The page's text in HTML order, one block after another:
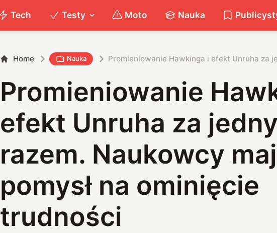
Tech Testy Moto Nauka
Home Nauka Promieniowanie Hawkinga i efekt Unruha za
Promieniowanie
efekt Unruha za
razem. Naukowcy
pomysł na ominięcie
trudności